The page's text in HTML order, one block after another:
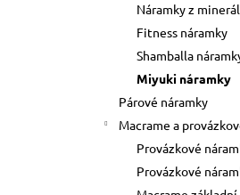
Náramky z
Fitness náramky
Shamballa
Miyuki náramky
Párové náramky
Macrame a
Provázkové
Provázkové
KABBALAH ČERVENÝ